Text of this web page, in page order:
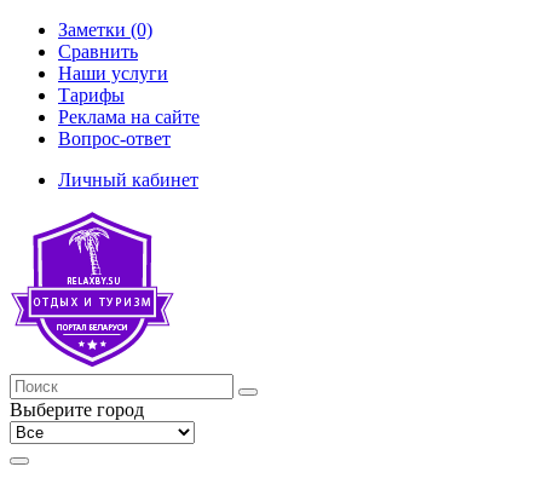
Заметки (0)
Сравнить
Наши услуги
Тарифы
Реклама на сайте
Вопрос-ответ
Личный кабинет
Выберите город